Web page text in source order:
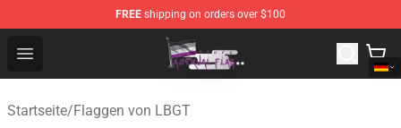
FREE shipping on orders over $100
Open menu
Asexual Flag Shop - The Best Store of Asexual Flag
Startseite/Flaggen von LBGT